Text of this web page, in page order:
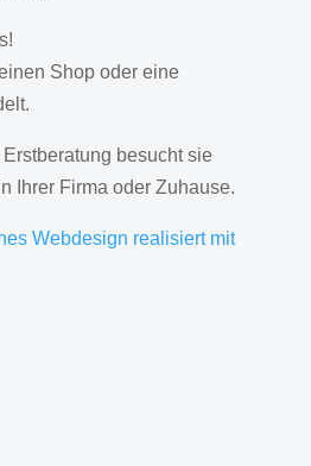
Shop oder eine
besucht sie
Ihrer Firma oder Zuhause.
Webdesign realisiert mit